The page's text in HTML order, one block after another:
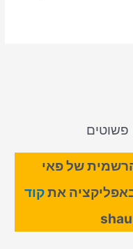
של פאי
באפליקציה אתקוד